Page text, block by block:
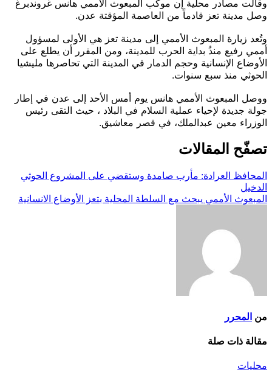
وقالت مصادر محلية إن موكب المبعوث الأممي هانس غروندبرغ
وصل مدينة تعز قادماً من العاصمة المؤقتة عدن.
وتُعد زيارة المبعوث الأممي إلى مدينة تعز هي الأولى لمسؤول
أممي رفيع منذُ بداية الحرب للمدينة، ومن المقرر أن يطلع على
الأوضاع الإنسانية وحجم الدمار في المدينة التي تحاصرها مليشيا
الحوثي منذ سبع سنوات.
ووصل المبعوث الأممي هانس يوم أمس الأحد إلى عدن في إطار
جولة جديدة لإحياء عملية السلام في البلاد ، حيث التقى رئيس
الوزراء معين عبدالملك، ‏في قصر معاشيق.
تصفّح المقالات
المحافظ العرادة: مأرب صامدة وستقضي على المشروع الحوثي
الدخيل
المبعوث الأممي يبحث مع السلطة المحلية بتعز الأوضاع الانسانية
من المحرر
مقالة ذات صلة
محليات